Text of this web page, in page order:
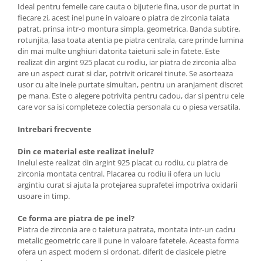
Ideal pentru femeile care cauta o bijuterie fina, usor de purtat in
fiecare zi, acest inel pune in valoare o piatra de zirconia taiata
patrat, prinsa intr-o montura simpla, geometrica. Banda subtire,
rotunjita, lasa toata atentia pe piatra centrala, care prinde lumina
din mai multe unghiuri datorita taieturii sale in fatete. Este
realizat din argint 925 placat cu rodiu, iar piatra de zirconia alba
are un aspect curat si clar, potrivit oricarei tinute. Se asorteaza
usor cu alte inele purtate simultan, pentru un aranjament discret
pe mana. Este o alegere potrivita pentru cadou, dar si pentru cele
care vor sa isi completeze colectia personala cu o piesa versatila.
Intrebari frecvente
Din ce material este realizat inelul?
Inelul este realizat din argint 925 placat cu rodiu, cu piatra de
zirconia montata central. Placarea cu rodiu ii ofera un luciu
argintiu curat si ajuta la protejarea suprafetei impotriva oxidarii
usoare in timp.
Ce forma are piatra de pe inel?
Piatra de zirconia are o taietura patrata, montata intr-un cadru
metalic geometric care ii pune in valoare fatetele. Aceasta forma
ofera un aspect modern si ordonat, diferit de clasicele pietre